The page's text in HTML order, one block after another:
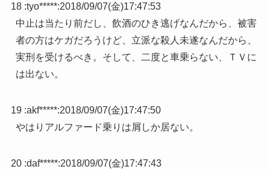
18 :tyo*****:2018/09/07(金)17:47:53
中止は当たり前だし、飲酒のひき逃げなんだから、被害
者の方はケガだろうけど、立派な殺人未遂なんだから、
実刑を受けるべき。そして、二度と車乗らない、ＴＶに
は出ない。
19 :akf*****:2018/09/07(金)17:47:50
やはりアルファード乗りは屑しか居ない。
20 :daf*****:2018/09/07(金)17:47:43